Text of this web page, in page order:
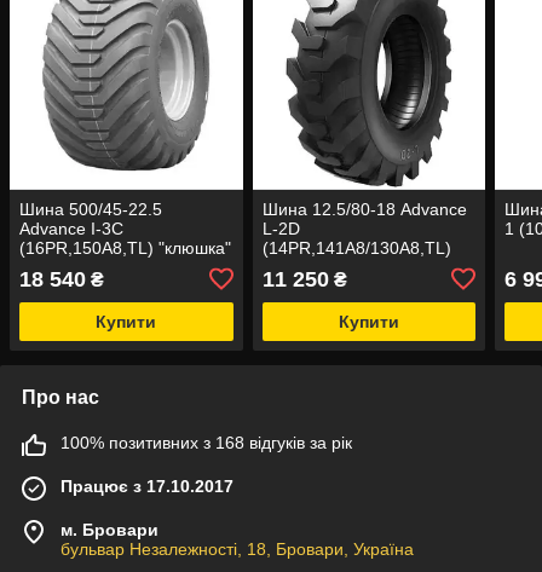
Шина 500/45-22.5
Advance I-3C
(16PR,150А8,TL) "клюшка"
18 540 ₴
Купити
Шина 12.5/80-18 Advance
L-2D
(14PR,141A8/130А8,TL)
11 250₴
Купити
1
6
Про нас
100% позитивних з 168 відгуків за рік
Працює з 17.10.2017
м. Бровари
бульвар Незалежності, 18, Бровари, Україна